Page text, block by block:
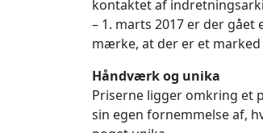
kontaktet af
– 1. marts 2017 er der
mærke, at der er et
Håndværk og unika
Priserne ligger omkring et
sin egen fornemmelse af,